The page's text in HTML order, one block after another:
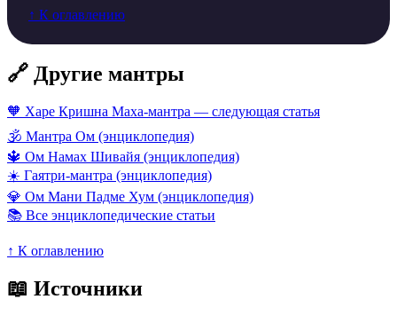
↑ К оглавлению
🔗 Другие мантры
🧡 Харе Кришна Маха-мантра — следующая статья
🕉️ Мантра Ом (энциклопедия)
🔱 Ом Намах Шивайя (энциклопедия)
☀️ Гаятри-мантра (энциклопедия)
💎 Ом Мани Падме Хум (энциклопедия)
📚 Все энциклопедические статьи
↑ К оглавлению
📖 Источники